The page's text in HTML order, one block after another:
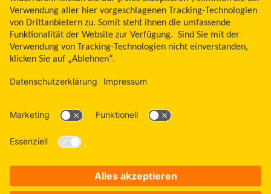
Libre, das Schmetterlingslogo, die Form und das Erscheinungsbild des Sensors,
die Farbe Gelb sowie sämtliche damit zusammenhängende Marken und/oder
Designs sind das geistige Eigentum der Abbott Unternehmensgruppe in
Rechteinhaber. Bei den hier gezeigten Bildern handelt es sich um Agenturfotos,
Messsysteme sind sowohl in mg/dl als auch mmol/l erhältlich. FreeStyle Libre 3
und FreeStyle Libre 3 Plus Sensoren sind freigegeben für die Verwendung mit
Apple Logo sind eingetragene Marken von Apple Inc., in den USA und anderen
Ländern. App Store ist ein Warenzeichen von Apple Inc. Google Play und das
ADC-2646042 v32.0